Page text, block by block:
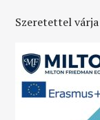
Szeretettel